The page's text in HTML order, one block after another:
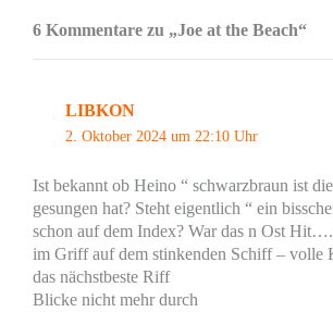
6 Kommentare zu „Joe at the Beach“
LIBKON
2. Oktober 2024 um 22:10 Uhr
Ist bekannt ob Heino “ schwarzbraun ist
gesungen hat? Steht eigentlich “ ein
schon auf dem Index? War das n Ost
im Griff auf dem stinkenden Schiff – volle
das nächstbeste Riff
Blicke nicht mehr durch